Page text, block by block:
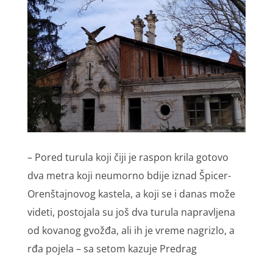
– Pored turula koji čiji je raspon krila gotovo
dva metra koji neumorno bdije iznad Špicer-
Orenštajnovog kastela, a koji se i danas može
videti, postojala su još dva turula napravljena
od kovanog gvožđa, ali ih je vreme nagrizlo, a
rđa pojela – sa setom kazuje Predrag